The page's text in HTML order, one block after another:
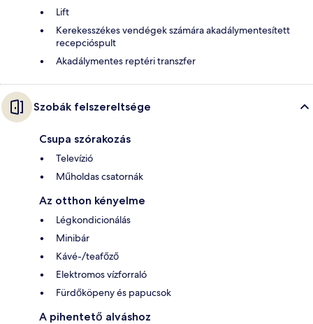
Lift
Kerekesszékes vendégek számára akadálymentesített
recepcióspult
Akadálymentes reptéri transzfer
Szobák felszereltsége
Csupa szórakozás
Televízió
Műholdas csatornák
Az otthon kényelme
Légkondicionálás
Minibár
Kávé-/teafőző
Elektromos vízforraló
Fürdőköpeny és papucsok
A pihentető alváshoz